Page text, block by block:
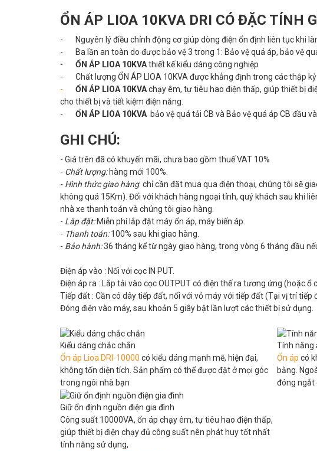
ỔN ÁP LIOA 10KVA DRI CÓ ĐẶC TÍNH
- Nguyên lý điều chỉnh động cơ giúp dòng điện ổn định liên tục khi
- Ba lần an toàn do được bảo vệ 3 trong 1: Bảo vệ quá áp, bảo vệ
- ỔN ÁP LIOA 10KVAthiết kế kiểu dáng công nghiệp
- Chất lượng ỔN ÁP LIOA 10KVA được khẳng định trong các thập
-
ỔN ÁP LIOA 10KVAchạy êm, tự tiêu hao điện thấp, giúp thiết bị
cho thiết bị và tiết kiệm điện năng.
- ỔN ÁP LIOA 10KVA bảo vệ quá tải CB và Bảo vệ quá áp CB đầu
GHI CHÚ:
- Giá trên đã có khuyến mãi, chưa bao gồm thuế VAT 10%
- Chất lượng:hàng mới 100%.
- Hình thức giao hàng: chỉ cần đặt mua qua điện thoại, chúng tôi sẽ
không quá 15Km). Đối với khách hàng ngoại tỉnh, quý khách sau khi
nhà xe thanh toán và chúng tôi giao hàng.
- Lắp đặt: Miễn phí lắp đặt máy ổn áp, máy biến áp.
- Thanh toán:100% sau khi giao hàng.
- Bảo hành:36 tháng kể từ ngày giao hàng, trong vòng 6 tháng đầu
Điện áp vào : Nối với cọc IN PUT.
Điện áp ra : Lắp tải vào cọc OUTPUT có điện thế ra tương ứng (hoặc ổ
Tiếp đất : Cần có dây tiếp đất, nối với vỏ máy với tiếp đất (Tại vị trí tiếp
Đóng điện vào máy, sau khoản 5 giây bật lần lượt các thiết bị sử dụng.
Kiểu dáng chắc chắn
Ổn áp Lioa DRI-10000 có kiểu dáng mạnh mẽ, hiện đại,
không tốn diện tích. Sản phẩm có thể được đặt ở mọi góc
trong ngôi nhà bạn
Tính năng
Ổn áp có
bằng.
đóng ngắt
Giữ ổn định nguồn điện gia đình
Công suất 10000VA, ổn áp chạy êm, tự tiêu hao điện thấp,
giúp thiết bị điện chạy đủ công suất nên phát huy tốt nhất
tính năng sử dụng,